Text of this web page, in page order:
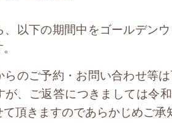
、以下の期間中をゴールデン
らのご予約・お問い合わせ等
が、ご返答につきましては令
て頂きますのであらかじめご承